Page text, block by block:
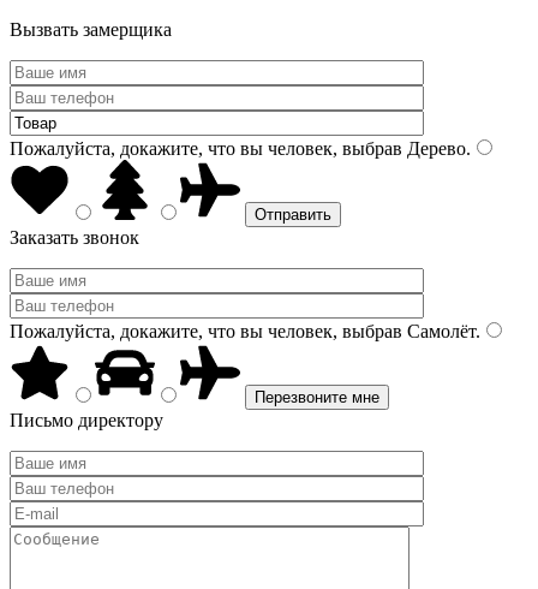
Вызвать замерщика
Пожалуйста, докажите, что вы человек, выбрав Дерево.
Заказать звонок
Пожалуйста, докажите, что вы человек, выбрав Самолёт.
Письмо директору